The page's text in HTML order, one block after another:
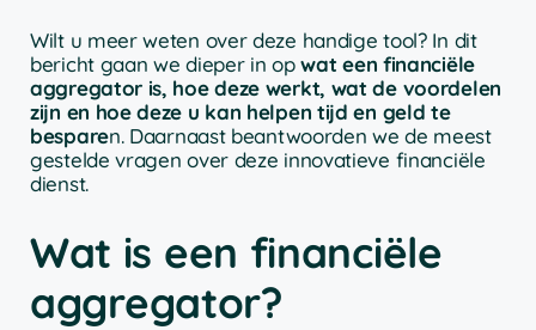
Wilt u meer weten over deze handige tool? In dit
bericht gaan we dieper in opwat een financiële
aggregator is, hoe deze werkt, wat de voordelen
zijn en hoe deze u kan helpen tijd en geld te
besparen. Daarnaast beantwoorden we de meest
gestelde vragen over deze innovatieve financiële
dienst.
Wat is een financiële
aggregator?